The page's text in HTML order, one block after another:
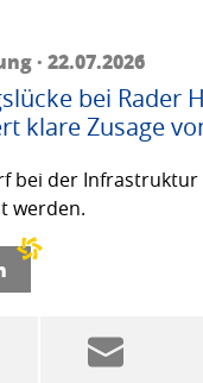
· 22.07.2026
bei Rader
klare Zusage
bei der
werden.
A bis Z